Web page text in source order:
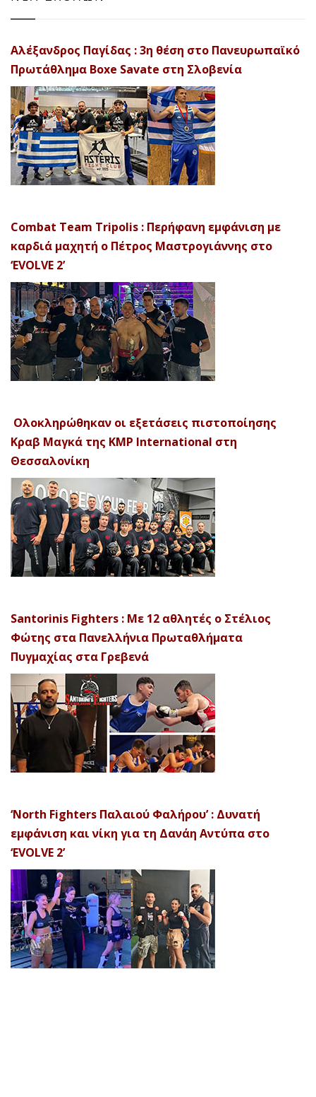
Αλέξανδρος Παγίδας : 3η θέση στο Πανευρωπαϊκό
Πρωτάθλημα Boxe Savate στη Σλοβενία
Combat Team Tripolis : Περήφανη εμφάνιση με
καρδιά μαχητή ο Πέτρος Μαστρογιάννης στο
‘EVOLVE 2’
Ολοκληρώθηκαν οι εξετάσεις πιστοποίησης
Κραβ Μαγκά της KMP International στη
Θεσσαλονίκη
Santorinis Fighters : Με 12 αθλητές ο Στέλιος
Φώτης στα Πανελλήνια Πρωταθλήματα
Πυγμαχίας στα Γρεβενά
‘North Fighters Παλαιού Φαλήρου’ : Δυνατή
εμφάνιση και νίκη για τη Δανάη Αντύπα στο
‘EVOLVE 2’